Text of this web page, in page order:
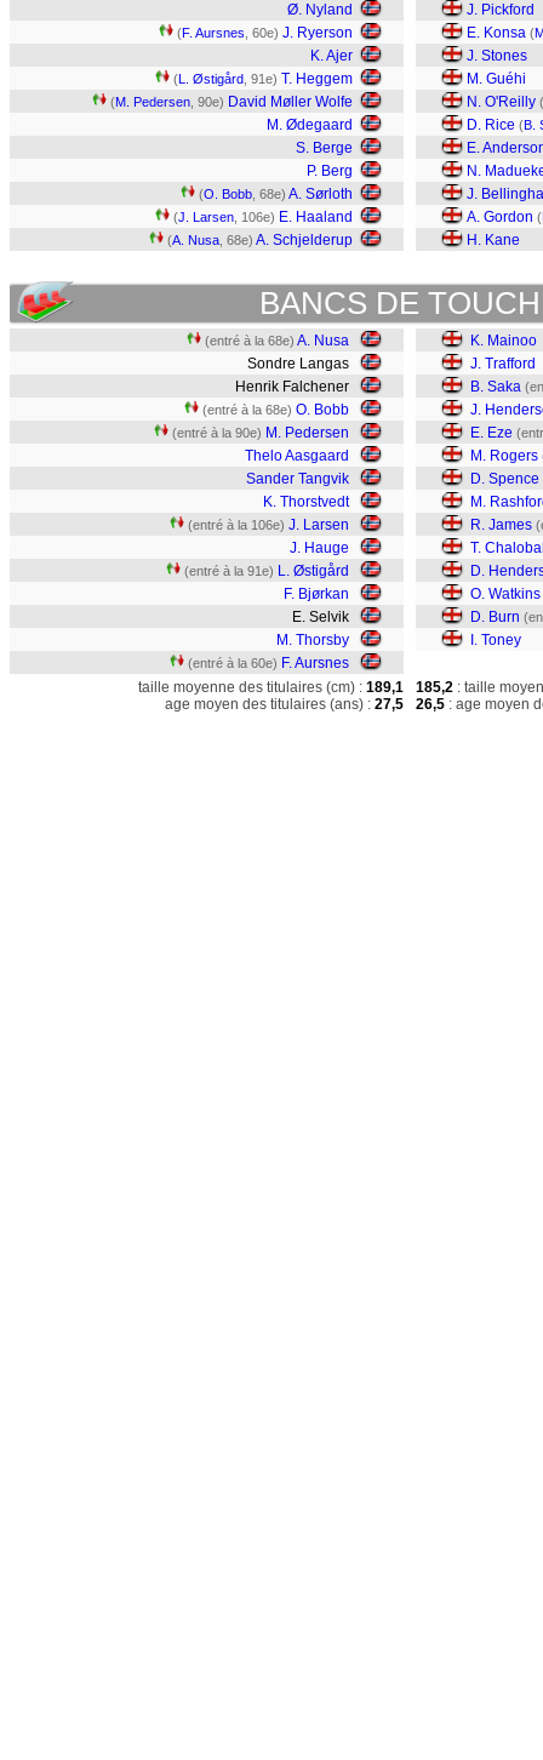
Ø. Nyland
(F. Aursnes , 60e) J. Ryerson
K. Ajer
(L. Østigård , 91e) T. Heggem
(M. Pedersen , 90e) David Møller Wolfe
M. Ødegaard
S. Berge
P. Berg
(O. Bobb , 68e) A. Sørloth
(J. Larsen , 106e) E. Haaland
(A. Nusa , 68e) A. Schjelderup
J. Pickford
E. Konsa (
J. Stones
M. Guéhi
N. O'Reilly (
D. Rice (B.
E.
N.
J.
A. Gordon (
H. Kane
BANCS DE
(entré à la 68e) A. Nusa
Sondre Langas
Henrik Falchener
(entré à la 68e) O. Bobb
(entré à la 90e) M. Pedersen
Thelo Aasgaard
Sander Tangvik
K. Thorstvedt
(entré à la 106e) J. Larsen
J. Hauge
(entré à la 91e) L. Østigård
F. Bjørkan
E. Selvik
M. Thorsby
(entré à la 60e) F. Aursnes
K. Mainoo
J. Trafford
B. Saka
J.
E. Eze
M. Rogers
D. Spence
M.
R. James
T.
D.
O. Watkins
D. Burn
I. Toney
taille moyenne des titulaires (cm) : 189,1
age moyen des titulaires (ans) : 27,5
185,2 : taille
26,5 : age moyen